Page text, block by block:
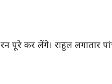
पूरे कर लेंगे। राहुल लगातार